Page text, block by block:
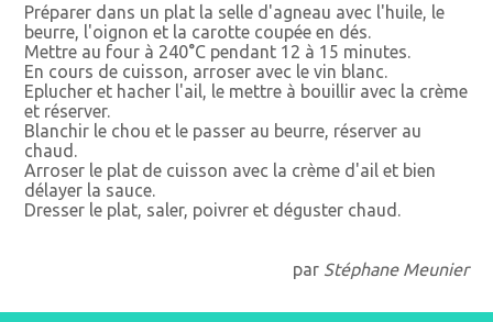
Préparer dans un plat la selle d'agneau avec l'huile, le
beurre, l'oignon et la carotte coupée en dés.
Mettre au four à 240°C pendant 12 à 15 minutes.
En cours de cuisson, arroser avec le vin blanc.
Eplucher et hacher l'ail, le mettre à bouillir avec la crème
et réserver.
Blanchir le chou et le passer au beurre, réserver au
chaud.
Arroser le plat de cuisson avec la crème d'ail et bien
délayer la sauce.
Dresser le plat, saler, poivrer et déguster chaud.
par Stéphane Meunier